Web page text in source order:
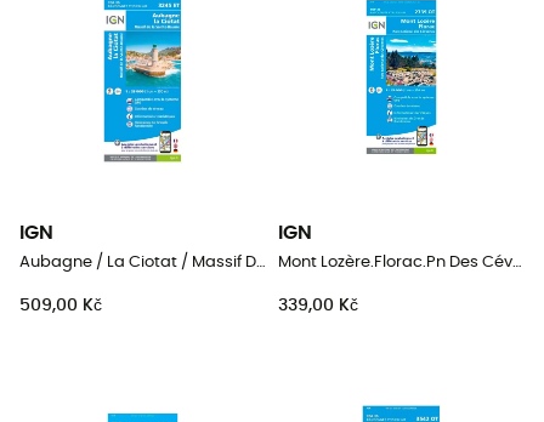
IGN
Aubagne / La Ciotat / Massif De La Sainte Baume
509,00 Kč
IGN
Mont Lozère.Florac.Pn Des Cévennes
339,00 Kč